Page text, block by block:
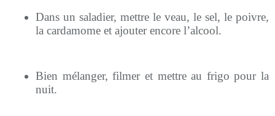
Dans un saladier, mettre le veau, le sel, le poivre,
la cardamome et ajouter encore l’alcool.
Bien mélanger, filmer et mettre au frigo pour la
nuit.